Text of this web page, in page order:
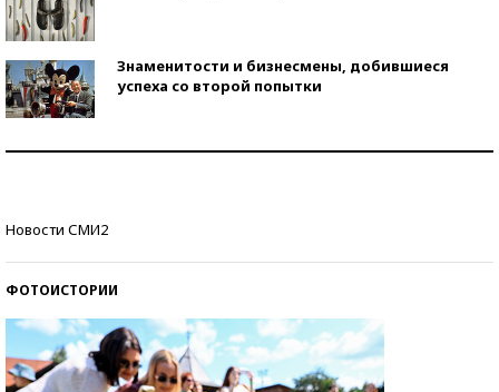
Знаменитости и бизнесмены, добившиеся
успеха со второй попытки
Новости СМИ2
ФОТОИСТОРИИ